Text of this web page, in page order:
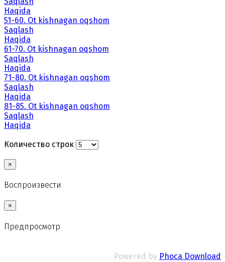
Haqida
51-60. Ot kishnagan oqshom
Saqlash
Haqida
61-70. Ot kishnagan oqshom
Saqlash
Haqida
71-80. Ot kishnagan oqshom
Saqlash
Haqida
81-85. Ot kishnagan oqshom
Saqlash
Haqida
Количество строк
×
Воспроизвести
×
Предпросмотр
Powered by Phoca Download